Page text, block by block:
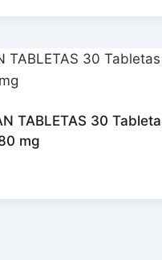
TABLETAS 30
mg